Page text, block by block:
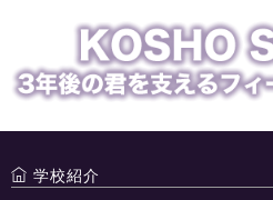
学校紹介